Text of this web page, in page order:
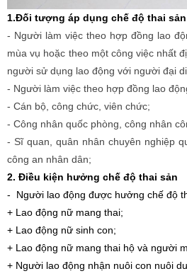
1.Đối tượng áp dụng chế độ thai sản
- Người làm việc theo hợp đồng lao
mùa vụ hoặc theo một công việc nhất
người sử dụng lao động với người đại
- Người làm việc theo hợp đồng lao
- Cán bộ, công chức, viên chức;
- Công nhân quốc phòng, công nhân
- Sĩ quan, quân nhân chuyên nghiệp
công an nhân dân;
2. Điều kiện hưởng chế độ thai sản
- Người lao động được hưởng chế độ
+ Lao động nữ mang thai;
+ Lao động nữ sinh con;
+ Lao động nữ mang thai hộ và người
+ Người lao động nhận nuôi con nuôi